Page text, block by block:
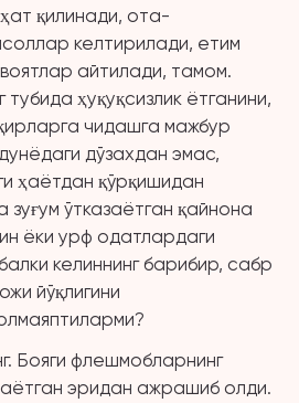
қилинади, ота-
келтирилади, етим
айтилади, тамом.
ҳуқуқсизлик ётганини,
чидашга мажбур
дўзахдан эмас,
ҳаётдан қўрқишидан
зуғум ўтказаётган қайнона
ёки урф одатлардаги
келиннинг барибир, сабр
йўқлигини
Бояги флешмобларнинг
эридан ажрашиб олди.